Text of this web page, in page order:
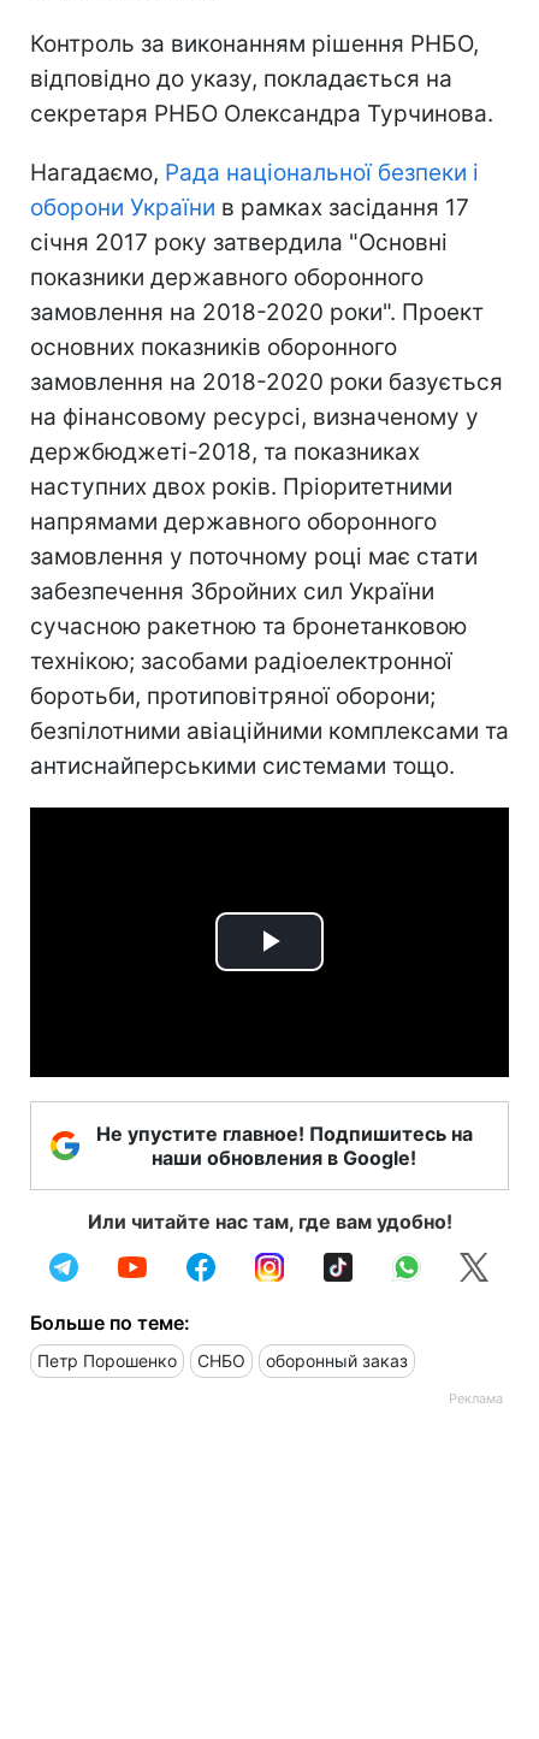
Контроль за виконанням рішення РНБО,
відповідно до указу, покладається на
секретаря РНБО Олександра Турчинова.
Нагадаємо, Рада національної безпеки і
оборони України в рамках засідання 17
січня 2017 року затвердила "Основні
показники державного оборонного
замовлення на 2018-2020 роки". Проект
основних показників оборонного
замовлення на 2018-2020 роки базується
на фінансовому ресурсі, визначеному у
держбюджеті-2018, та показниках
наступних двох років. Пріоритетними
напрямами державного оборонного
замовлення у поточному році має стати
забезпечення Збройних сил України
сучасною ракетною та бронетанковою
технікою; засобами радіоелектронної
боротьби, протиповітряної оборони;
безпілотними авіаційними комплексами та
антиснайперськими системами тощо.
Play
Не упустите главное! Подпишитесь на
наши обновления в Google!
Или читайте нас там, где вам удобно!
Больше по теме:
Петр Порошенко СНБО оборонный заказ